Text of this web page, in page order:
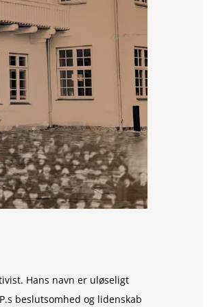
Hans navn er uløseligt
beslutsomhed og lidenskab